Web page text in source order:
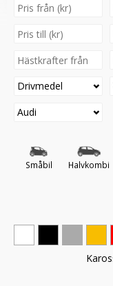
Drivmedel
Audi
Småbil Halvkombi